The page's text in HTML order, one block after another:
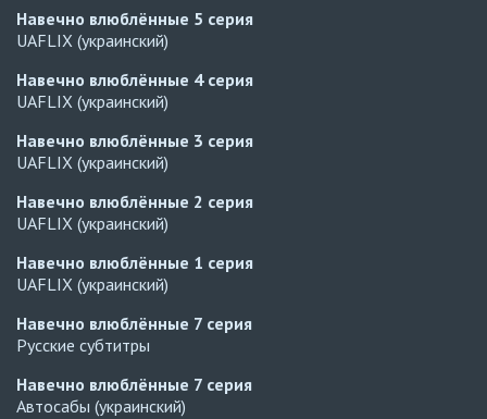
Навечно влюблённые 5 серия
UAFLIX (украинский)
Навечно влюблённые 4 серия
UAFLIX (украинский)
Навечно влюблённые 3 серия
UAFLIX (украинский)
Навечно влюблённые 2 серия
UAFLIX (украинский)
Навечно влюблённые 1 серия
UAFLIX (украинский)
Навечно влюблённые 7 серия
Русские субтитры
Навечно влюблённые 7 серия
Автосабы (украинский)